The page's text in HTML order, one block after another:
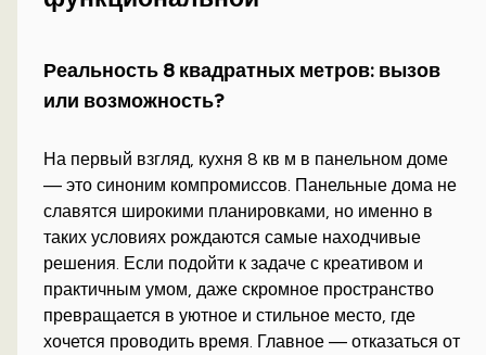
Реальность 8 квадратных метров: вызов
или возможность?
На первый взгляд, кухня 8 кв м в панельном доме
— это синоним компромиссов. Панельные дома не
славятся широкими планировками, но именно в
таких условиях рождаются самые находчивые
решения. Если подойти к задаче с креативом и
практичным умом, даже скромное пространство
превращается в уютное и стильное место, где
хочется проводить время. Главное — отказаться от